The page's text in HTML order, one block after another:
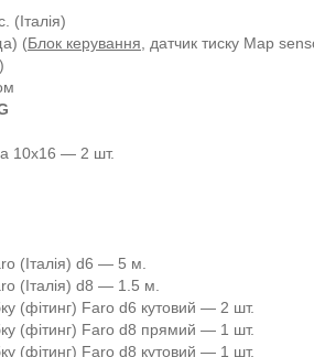
(Італія)
(Блок керування , датчик тиску Мар
10х16 — 2 шт.
(Італія) d6 — 5 м.
(Італія) d8 — 1.5 м.
(фітинг) Faro d6 кутовий — 2 шт.
(фітинг) Faro d8 прямий — 1 шт.
(фітинг) Faro d8 кутовий — 1 шт.